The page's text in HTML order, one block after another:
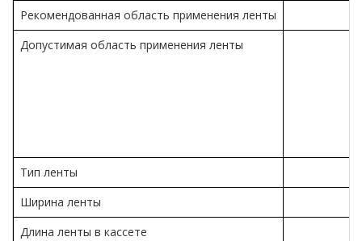
Рекомендованная область применения ленты
Допустимая область применения ленты
Тип ленты
Ширина ленты
Длина ленты в кассете